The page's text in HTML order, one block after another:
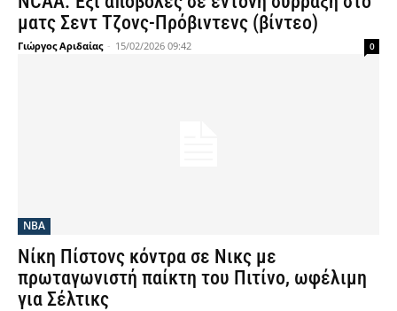
ματς Σεντ Τζονς-Πρόβιντενς (βίντεο)
Γιώργος Αριδαίας - 15/02/2026 09:42 0
NBA
Νίκη Πίστονς κόντρα σε Νικς με
πρωταγωνιστή παίκτη του Πιτίνο, ωφέλιμη
για Σέλτικς